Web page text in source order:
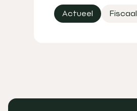
Actueel Fiscaal